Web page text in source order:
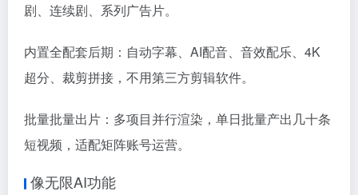
剧、连续剧、系列广告片。
内置全配套后期：自动字幕、AI配音、音效配乐、4K
超分、裁剪拼接，不用第三方剪辑软件。
批量批量出片：多项目并行渲染，单日批量产出几十条
短视频，适配矩阵账号运营。
像无限AI功能